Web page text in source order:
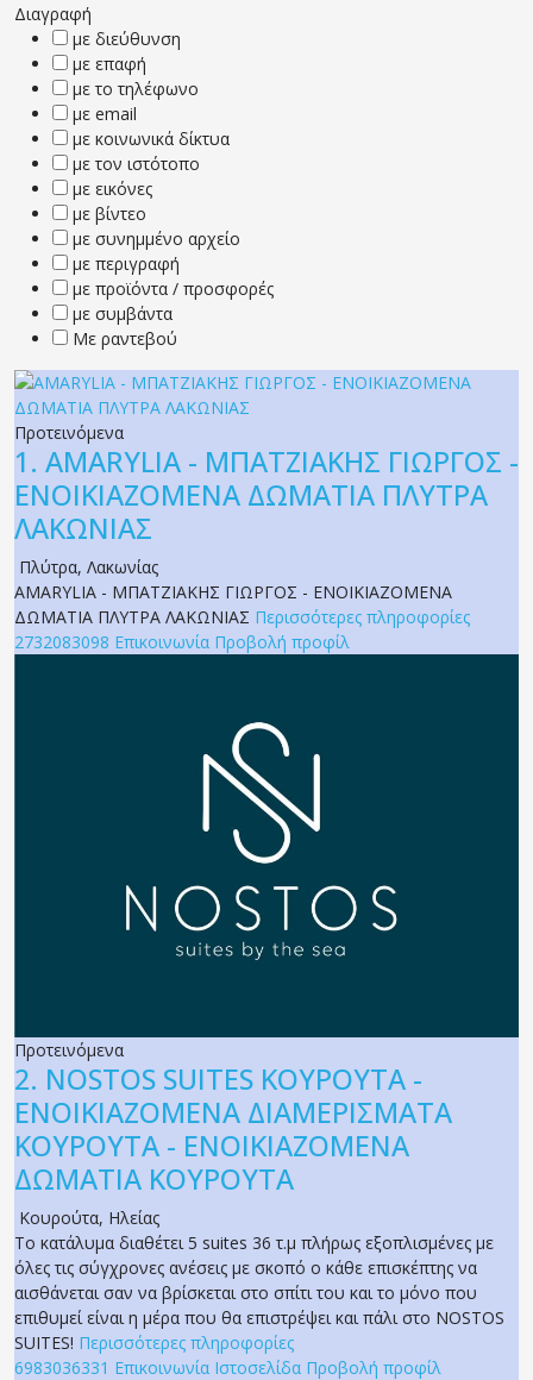
Διαγραφή
με διεύθυνση
με επαφή
με το τηλέφωνο
με email
με κοινωνικά δίκτυα
με τον ιστότοπο
με εικόνες
με βίντεο
με συνημμένο αρχείο
με περιγραφή
με προϊόντα / προσφορές
με συμβάντα
Με ραντεβού
Προτεινόμενα
1. AMARYLIA - ΜΠΑΤΖΙΑΚΗΣ ΓΙΩΡΓΟΣ -
ΕΝΟΙΚΙΑΖΟΜΕΝΑ ΔΩΜΑΤΙΑ ΠΛΥΤΡΑ
ΛΑΚΩΝΙΑΣ
Πλύτρα, Λακωνίας
AMARYLIA - ΜΠΑΤΖΙΑΚΗΣ ΓΙΩΡΓΟΣ - ΕΝΟΙΚΙΑΖΟΜΕΝΑ
ΔΩΜΑΤΙΑ ΠΛΥΤΡΑ ΛΑΚΩΝΙΑΣ Περισσότερες πληροφορίες
2732083098 Επικοινωνία Προβολή προφίλ
Προτεινόμενα
2. NOSTOS SUITES ΚΟΥΡΟΥΤΑ -
ΕΝΟΙΚΙΑΖΟΜΕΝΑ ΔΙΑΜΕΡΙΣΜΑΤΑ
ΚΟΥΡΟΥΤΑ - ΕΝΟΙΚΙΑΖΟΜΕΝΑ
ΔΩΜΑΤΙΑ ΚΟΥΡΟΥΤΑ
Κουρούτα, Ηλείας
Το κατάλυμα διαθέτει 5 suites 36 τ.μ πλήρως εξοπλισμένες με
όλες τις σύγχρονες ανέσεις με σκοπό ο κάθε επισκέπτης να
αισθάνεται σαν να βρίσκεται στο σπίτι του και το μόνο που
επιθυμεί είναι η μέρα που θα επιστρέψει και πάλι στο NOSTOS
SUITES! Περισσότερες πληροφορίες
6983036331 Επικοινωνία Ιστοσελίδα Προβολή προφίλ